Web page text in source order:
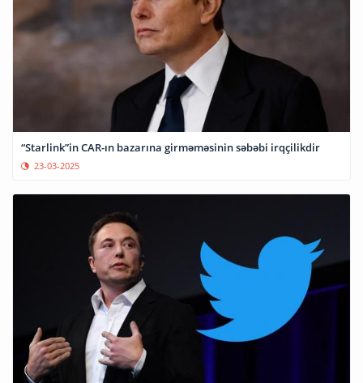
“Starlink”in CAR-ın bazarına girməməsinin səbəbi irqçilikdir
23-03-2025